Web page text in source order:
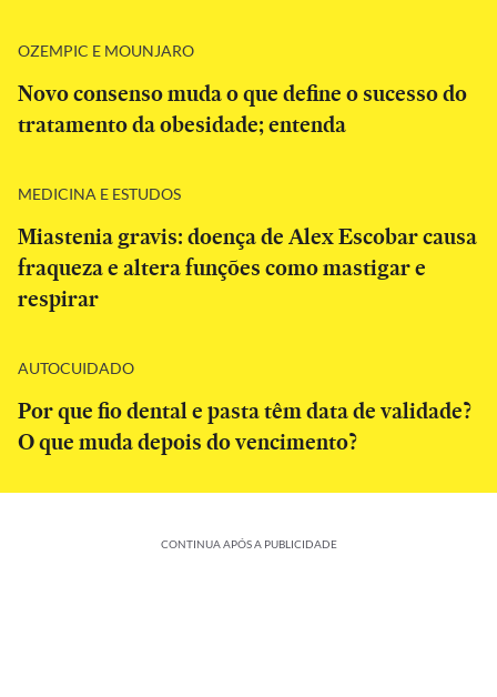
OZEMPIC E MOUNJARO
Novo consenso muda o que define o sucesso do
tratamento da obesidade; entenda
MEDICINA E ESTUDOS
Miastenia gravis: doença de Alex Escobar causa
fraqueza e altera funções como mastigar e
respirar
AUTOCUIDADO
Por que fio dental e pasta têm data de validade?
O que muda depois do vencimento?
CONTINUA APÓS A PUBLICIDADE